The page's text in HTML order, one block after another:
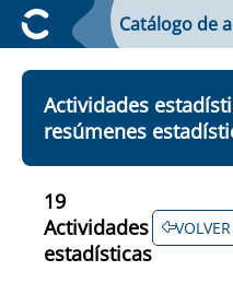
Actividades
resúmenes
19
Actividades
estadísticas